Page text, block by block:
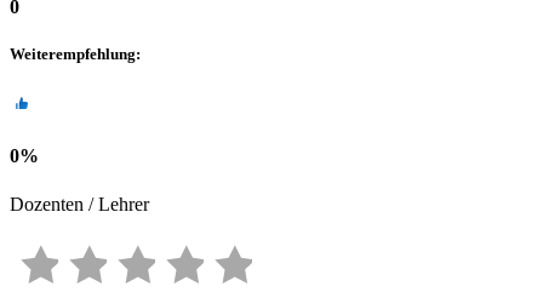
0
Weiterempfehlung:
0%
Dozenten / Lehrer